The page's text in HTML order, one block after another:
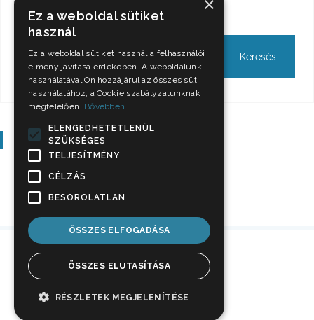
Keresés
Szavazás
Ez a weboldal sütiket
használ
Ez a weboldal sütiket használ a felhasználói
élmény javítása érdekében. A weboldalunk
használatával Ön hozzájárul az összes süti
használatához, a Cookie szabályzatunknak
megfelelően. Bővebben
ELENGEDHETETLENÜL
SZÜKSÉGES
TELJESÍTMÉNY
CÉLZÁS
BESOROLATLAN
ÖSSZES ELFOGADÁSA
ÖSSZES ELUTASÍTÁSA
RÉSZLETEK MEGJELENÍTÉSE